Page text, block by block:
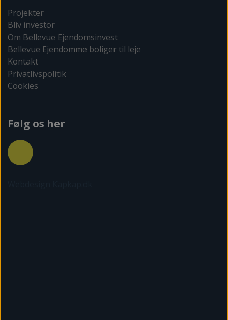
Projekter
Bliv investor
Om Bellevue Ejendomsinvest
Bellevue Ejendomme boliger til leje
Kontakt
Privatlivspolitik
Cookies
Følg os her